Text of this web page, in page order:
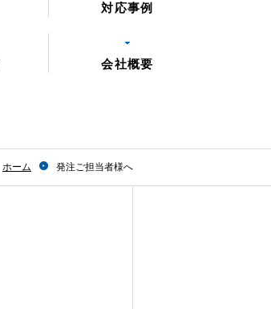
対応事例
会社概要
ホーム 発注ご担当者様へ